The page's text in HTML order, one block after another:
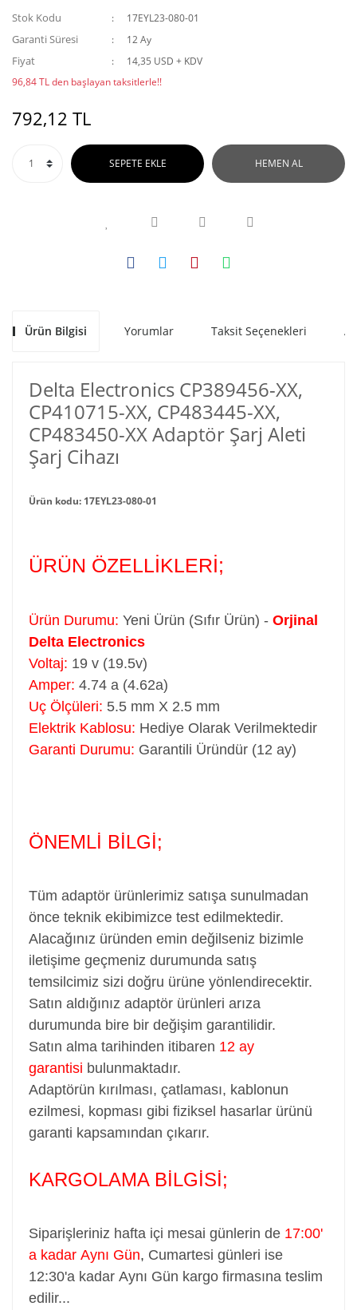
Stok Kodu 17EYL23-080-01
Garanti Süresi 12 Ay
Fiyat
14,35 USD + KDV
96,84 TL den başlayan taksitlerle!!
792,12 TL
SEPETE EKLE HEMEN AL
Ürün Bilgisi Yorumlar Taksit Seçenekleri
Delta Electronics CP389456-XX,
CP410715-XX, CP483445-XX,
CP483450-XX Adaptör Şarj Aleti
Şarj Cihazı
Ürün kodu: 17EYL23-080-01
ÜRÜN ÖZELLİKLERİ;
Ürün Durumu: Yeni Ürün (Sıfır Ürün) - Orjinal
Delta Electronics
Voltaj: 19 v (19.5v)
Amper: 4.74 a (4.62a)
Uç Ölçüleri: 5.5 mm X 2.5 mm
Elektrik Kablosu: Hediye Olarak Verilmektedir
Garanti Durumu: Garantili Üründür (12 ay)
ÖNEMLİ BİLGİ;
Tüm adaptör ürünlerimiz satışa sunulmadan
önce teknik ekibimizce test edilmektedir.
Alacağınız üründen emin değilseniz bizimle
iletişime geçmeniz durumunda satış
temsilcimiz sizi doğru ürüne yönlendirecektir.
Satın aldığınız adaptör ürünleri arıza
durumunda bire bir değişim garantilidir.
Satın alma tarihinden itibaren 12 ay
garantisi bulunmaktadır.
Adaptörün kırılması, çatlaması, kablonun
ezilmesi, kopması gibi fiziksel hasarlar ürünü
garanti kapsamından çıkarır.
KARGOLAMA BİLGİSİ;
Siparişleriniz hafta içi mesai günlerin de 17:00'
a kadar Aynı Gün, Cumartesi günleri ise
12:30'a kadar Aynı Gün kargo firmasına teslim
edilir...